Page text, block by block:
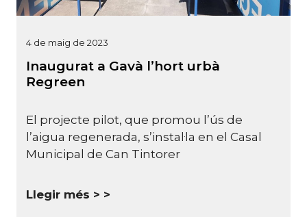
4 de maig de 2023
Inaugurat a Gavà l’hort urbà
Regreen
El projecte pilot, que promou l’ús de
l’aigua regenerada, s’instal·la en el Casal
Municipal de Can Tintorer
Llegir més >